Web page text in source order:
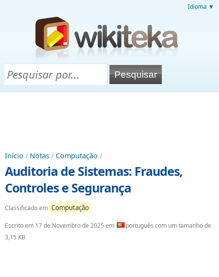
Idioma ▼
Início / Notas / Computação /
Auditoria de Sistemas: Fraudes,
Controles e Segurança
Classificado em Computação
Escrito em 17 de Novembro de 2025 em
português com um tamanho de
3,15 KB